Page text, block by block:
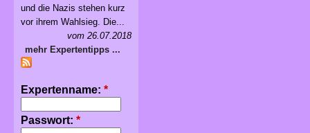
und die Nazis stehen kurz
vor ihrem Wahlsieg. Die...
vom 26.07.2018
mehr Expertentipps ...
Expertenname: *
Passwort: *